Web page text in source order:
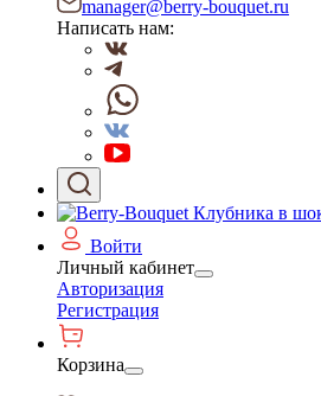
manager@berry-bouquet.ru
Написать нам:
Войти
Личный кабинет
Авторизация
Регистрация
Корзина